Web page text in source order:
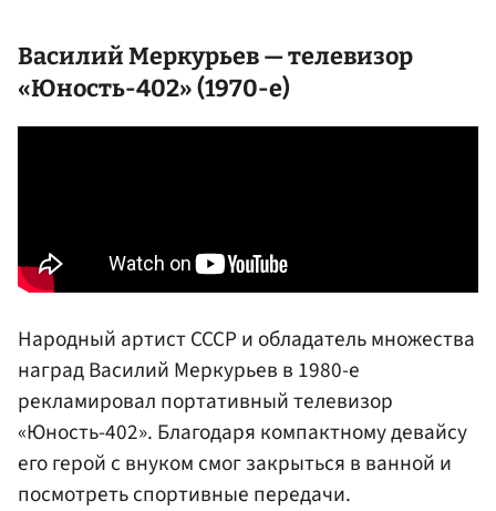
Василий Меркурьев— телевизор
«Юность-402» (1970-е)
Народный артист СССР и обладатель множества
наград Василий Меркурьев в 1980-е
рекламировал портативный телевизор
«Юность-402». Благодаря компактному девайсу
его герой с внуком смог закрыться в ванной и
посмотреть спортивные передачи.